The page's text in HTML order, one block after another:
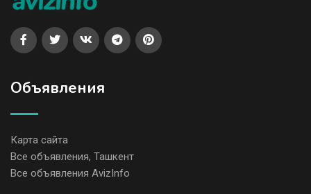
Объявления
Карта сайта
Все объявления, Ташкент
Все объявления AvizInfo